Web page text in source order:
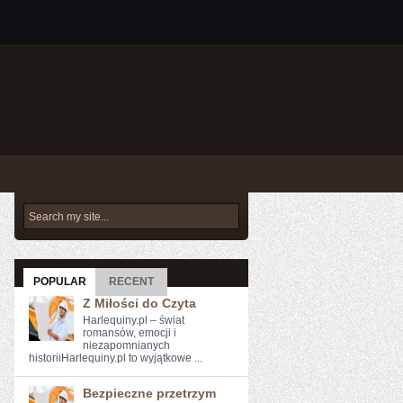
POPULAR RECENT
Z Miłości do Czyta
Harlequiny.pl – świat
romansów, emocji i
niezapomnianych
historiiHarlequiny.pl to wyjątkowe ...
Bezpieczne przetrzym